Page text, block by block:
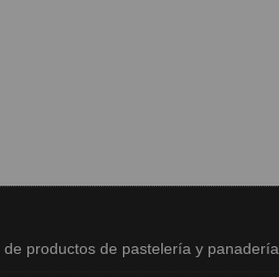
productos de pastelería y panadería